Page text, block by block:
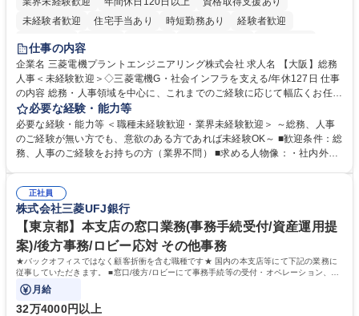
未経験者歓迎
住宅手当あり 時短勤務あり
経験者歓迎
退職金あり
駅近5分以内
土日祝休み 服装自由 寮・社宅あり 食事補助あり
仕事の内容
企業名 三菱電機プラントエンジニアリング株式会社 求人名 【大阪】総務
人事＜未経験歓迎＞◇三菱電機G・社会インフラを支える/年休127日 仕事
の内容 総務・人事領域を中心に、これまでのご経験に応じて幅広くお任せ
します。 ＜具体的には＞ ・総務/人事労務（給与・社保・勤怠管理など）
・採用・教育研修 ・福利厚生運用 など ※基本的には事務所勤務ですが、
採用や教育等の業務内容により、関西圏以外への日帰り・宿泊を伴う国内
出張もございます。 ※担当業務を持ちつつ、お互いに助け合いながら、総
必要な経験・能力等
必要な経験・能力等 ＜職種未経験歓迎・業界未経験歓迎＞ ～総務、人事
のご経験が無い方でも、意欲のある方であれば未経験OK～ ■歓迎条件：総
務、人事のご経験をお持ちの方（業界不問） ■求める人物像：・社内外の
正社員
株式会社三菱UFJ銀行
【東京都】本支店の窓口業務(事務手続受付/資産運用提
案)/後方事務/ロビー応対 その他事務
★バックオフィスではなく顧客折衝を含む職種です★ 国内の本支店等にて下記の業務に
従事していただきます。 ■窓口/後方/ロビーにて事務手続等の受付・オペレーション、お
客様対応
月給
32万4000円以上